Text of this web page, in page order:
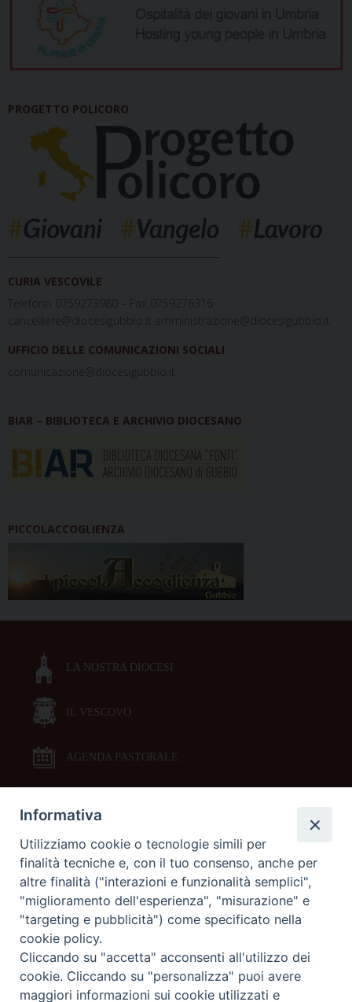
PROGETTO POLICORO
CURIA VESCOVILE
Telefono 0759273980 – Fax 0759276316
cancelliere@diocesigubbio.it amministrazione@diocesigubbio.it
UFFICIO DELLE COMUNICAZIONI SOCIALI
comunicazione@diocesigubbio.it
BIAR – BIBLIOTECA E ARCHIVIO DIOCESANO
PICCOLACCOGLIENZA
LA NOSTRA DIOCESI
IL VESCOVO
AGENDA PASTORALE
DOCUMENTI PASTORALI
ORARI MESSE
LITURGIA DELLE ORE
GALLERIE FOTOGRAFICHE
Informativa
Utilizziamo cookie o tecnologie simili per
finalità tecniche e, con il tuo consenso, anche per
altre finalità ("interazioni e funzionalità semplici",
"miglioramento dell'esperienza", "misurazione" e
"targeting e pubblicità") come specificato nella
cookie policy.
Cliccando su "accetta" acconsenti all'utilizzo dei
cookie. Cliccando su "personalizza" puoi avere
maggiori informazioni sui cookie utilizzati e